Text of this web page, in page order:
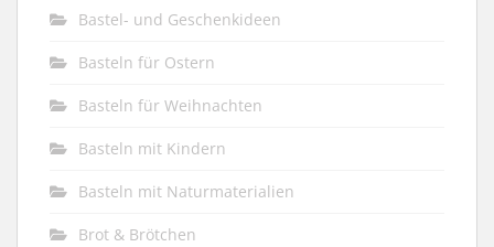
Bastel- und Geschenkideen
Basteln für Ostern
Basteln für Weihnachten
Basteln mit Kindern
Basteln mit Naturmaterialien
Brot & Brötchen